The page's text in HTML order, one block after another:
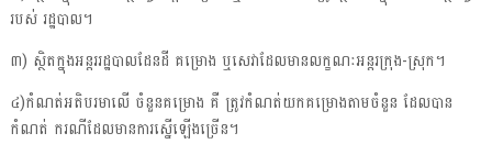
របស់ រដ្ឋបាល។
៣) ស្ថិតក្នុងអន្តររដ្ឋបាលដែនដី គម្រោង ឬសេវាដែលមានលក្ខណៈអន្ដរក្រុង-ស្រុក។
៤)កំណត់អតិបរមាលើ ចំនួនគម្រោង គឺ ត្រូវកំណត់យកគម្រោងតាមចំនួន ដែលបាន
កំណត់ ករណីដែលមានការស្នើឡើងច្រើន។